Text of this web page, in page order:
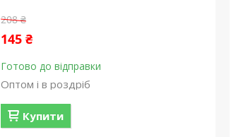
208 ₴
145 ₴
Готово до відправки
Оптом і в роздріб
Купити